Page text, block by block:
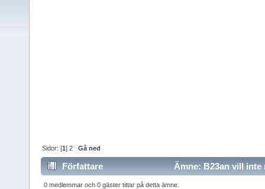
Sidor: [1]2 Gå ned
Författare Ämne: B23an vill inte
0 medlemmar och 0 gäster tittar på detta ämne.